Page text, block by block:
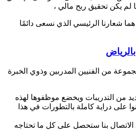
لم يكن تحقيق ربح مالي ،
شعارنا الرئيسي الذي نسعى دائمًا
من الفنيين المدربين وذوي الخبرة
من التدريبات ويخضع موظفوها لهذه
على دراية كاملة بالتطورات في هذا
بنا ستحصل على كل ما تحتاجه